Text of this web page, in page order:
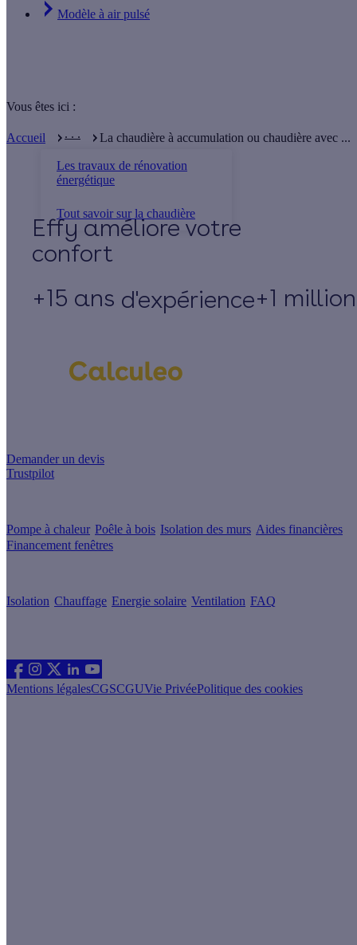
Modèle à air pulsé
Vous êtes ici :
Accueil . . .
Les travaux de rénovation
énergétique
Tout savoir sur la chaudière
La chaudière à accumulation ou chaudière avec ...
Effy
+15 ans d'expérience+1
Demander un devis
Trustpilot
Pompe à chaleur Poêle à bois Isolation des murs Aides financières
Financement fenêtres
Isolation Chauffage Energie solaire Ventilation FAQ
Mentions légalesCGSCGUVie PrivéePolitique des cookies